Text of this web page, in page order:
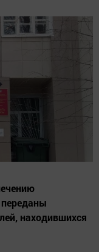
находившихся